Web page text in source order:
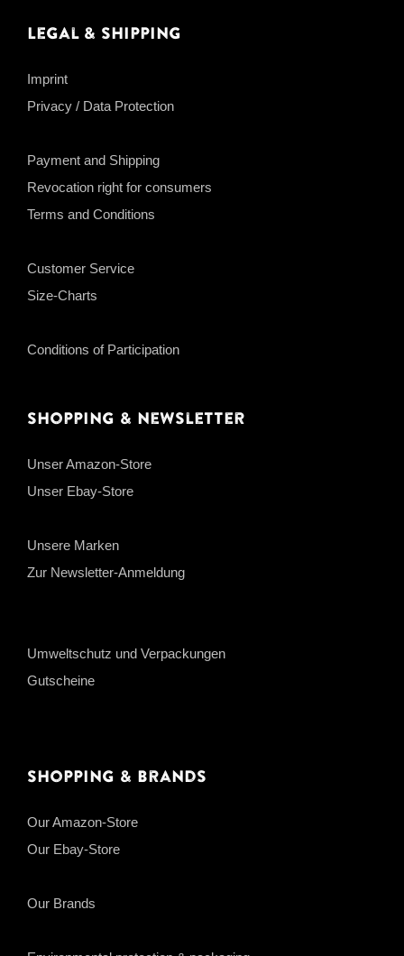
Legal & Shipping
Imprint
Privacy / Data Protection
Payment and Shipping
Revocation right for consumers
Terms and Conditions
Customer Service
Size-Charts
Conditions of Participation
Shopping & Newsletter
Unser Amazon-Store
Unser Ebay-Store
Unsere Marken
Zur Newsletter-Anmeldung
Umweltschutz und Verpackungen
Gutscheine
Shopping & Brands
Our Amazon-Store
Our Ebay-Store
Our Brands